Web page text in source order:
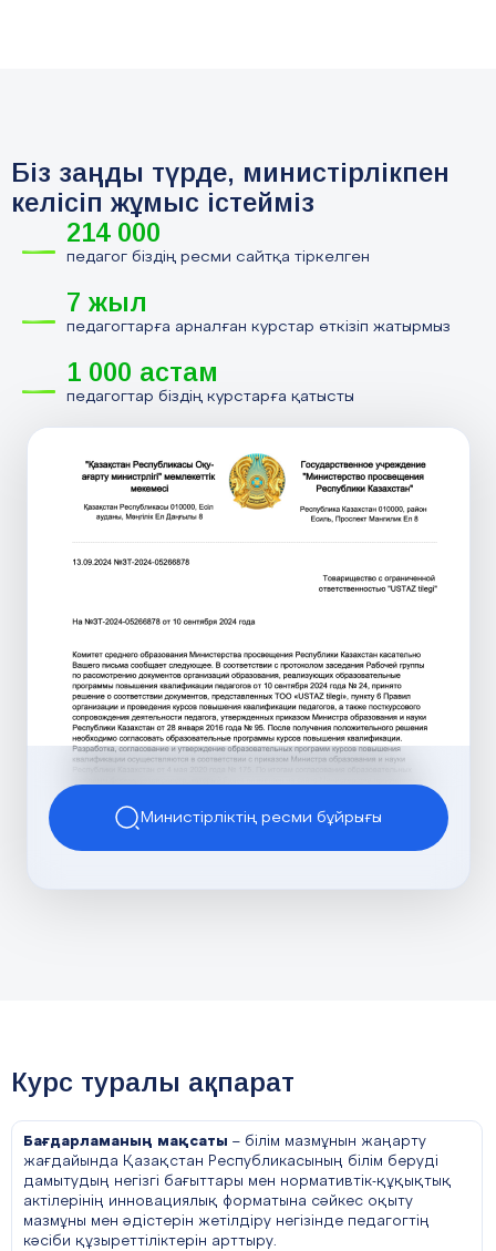
Біз заңды түрде, министірлікпен
келісіп жұмыс істейміз
214 000
педагог біздің ресми сайтқа тіркелген
7 жыл
педагогтарға арналған курстар өткізіп жатырмыз
1 000 астам
педагогтар біздің курстарға қатысты
Министірліктің ресми бұйрығы
Курс туралы ақпарат
Бағдарламаның мақсаты – білім мазмұнын жаңарту
жағдайында Қазақстан Республикасының білім беруді
дамытудың негізгі бағыттары мен нормативтік-құқықтық
актілерінің инновациялық форматына сәйкес оқыту
мазмұны мен әдістерін жетілдіру негізінде педагогтің
кәсіби құзыреттіліктерін арттыру.